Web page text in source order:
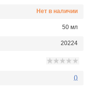
Нет в наличии
50 мл
20224
()